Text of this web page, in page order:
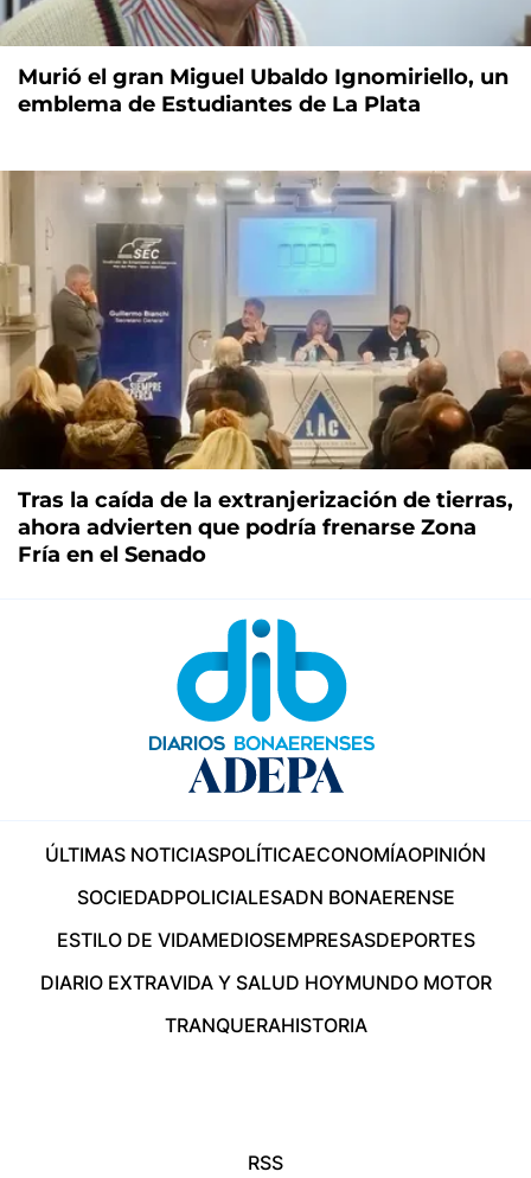
Murió el gran Miguel Ubaldo Ignomiriello, un
emblema de Estudiantes de La Plata
Tras la caída de la extranjerización de tierras,
ahora advierten que podría frenarse Zona
Fría en el Senado
ÚLTIMAS NOTICIASPOLÍTICAECONOMÍAOPINIÓN
SOCIEDADPOLICIALESADN BONAERENSE
ESTILO DE VIDAMEDIOSEMPRESASDEPORTES
DIARIO EXTRAVIDA Y SALUD HOYMUNDO MOTOR
TRANQUERAHISTORIA
RSS